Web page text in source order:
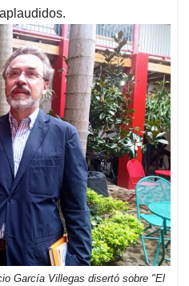
García Villegas disertó sobre "El